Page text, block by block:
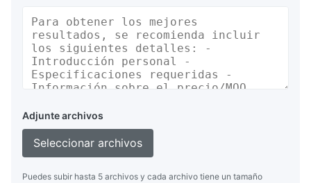
Adjunte archivos
Seleccionar archivos
Puedes subir hasta 5 archivos y cada archivo tiene un tamaño